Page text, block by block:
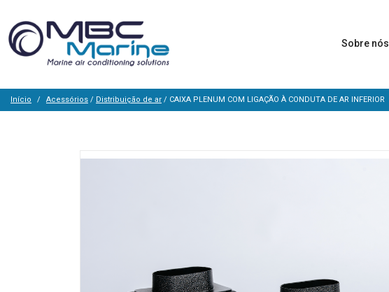
Sobre nós
Início Acessórios / Distribuição de ar / CAIXA PLENUM COM LIGAÇÃO À CONDUTA DE AR INFERIOR